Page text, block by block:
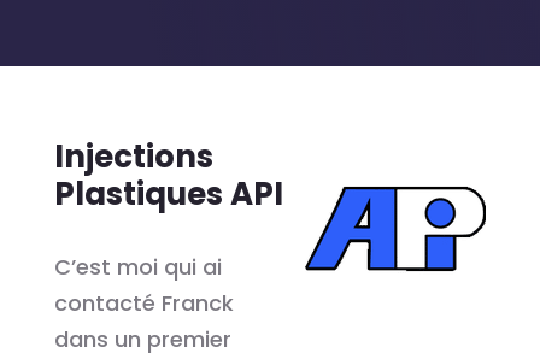
Injections
Plastiques API
C’est moi qui ai
contacté Franck
dans un premier